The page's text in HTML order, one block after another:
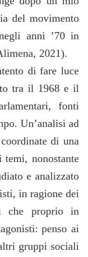
del movimento
anni ’70 in
2021).
di fare luce
tra il 1968 e il
fonti
Un’analisi ad
di una
temi, nonostante
e analizzato
in ragione dei
che proprio in
penso ai
gruppi sociali